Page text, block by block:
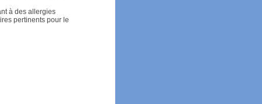
à des allergies
pertinents pour le